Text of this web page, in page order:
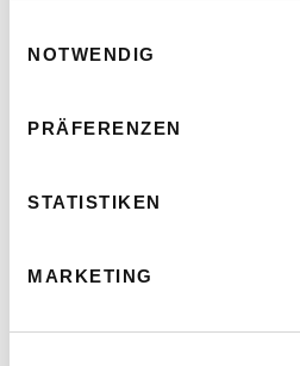
NOTWENDIG
PRÄFERENZEN
STATISTIKEN
MARKETING